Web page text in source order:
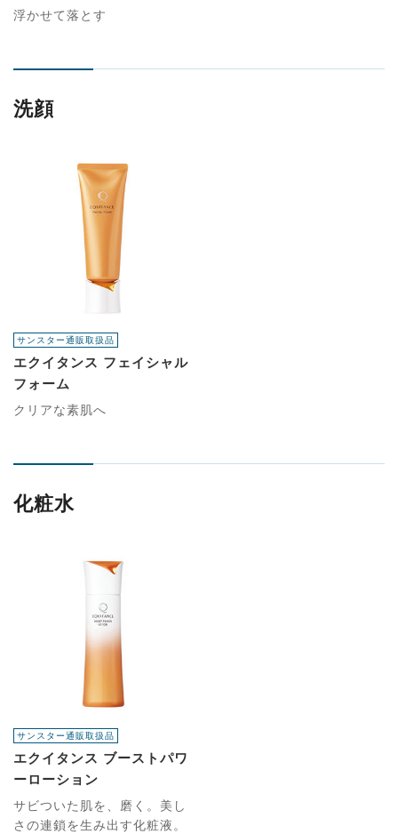
浮かせて落とす
洗顔
サンスター通販取扱品
エクイタンス フェイシャル
フォーム
クリアな素肌へ
化粧水
サンスター通販取扱品
エクイタンス ブーストパワ
ーローション
サビついた肌を、磨く。美し
さの連鎖を生み出す化粧液。